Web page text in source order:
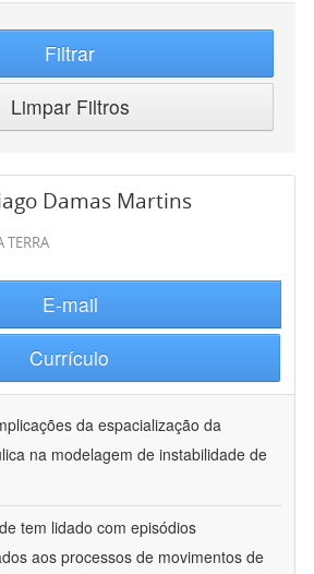
Filtrar
Limpar Filtros
Damas Martins
TERRA
E-mail
Currículo
da espacialização da
na modelagem de instabilidade de
tem lidado com episódios
aos processos de movimentos de